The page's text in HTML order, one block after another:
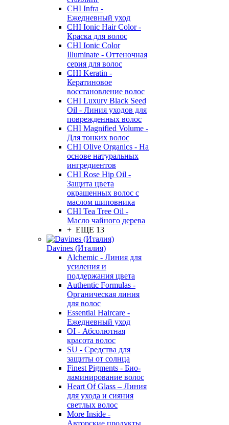
CHI Infra -
Ежедневный уход
CHI Ionic Hair Color -
Краска для волос
CHI Ionic Color
Illuminate - Оттеночная
серия для волос
CHI Keratin -
Кератиновое
восстановление волос
CHI Luxury Black Seed
Oil - Линия уходов для
поврежденных волос
CHI Magnified Volume -
Для тонких волос
CHI Olive Organics - На
основе натуральных
ингредиентов
CHI Rose Hip Oil -
Защита цвета
окрашенных волос с
маслом шиповника
CHI Tea Tree Oil -
Масло чайного дерева
+ ЕЩЕ 13
Davines (Италия)
Alchemic - Линия для
усиления и
поддержания цвета
Authentic Formulas -
Органическая линия
для волос
Essential Haircare -
Eжедневный уход
OI - Абсолютная
красота волос
SU - Средства для
защиты от солнца
Finest Pigments - Био-
ламинирование волос
Heart Of Glass – Линия
для ухода и сияния
светлых волос
More Inside -
Авторские продукты